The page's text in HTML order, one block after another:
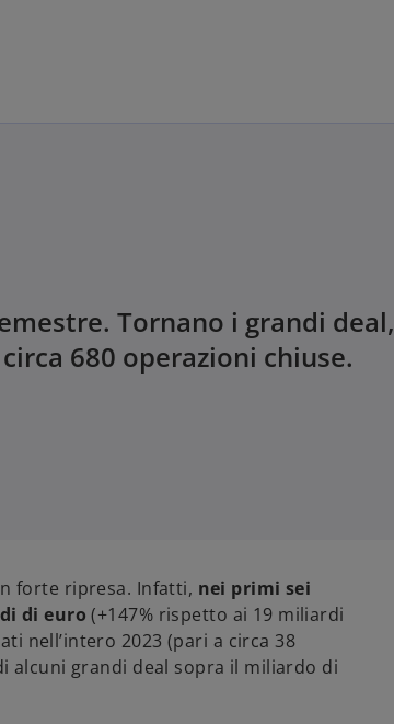
Tornano i grandi deal,
680 operazioni chiuse.
forte ripresa. Infatti, nei primi sei
di euro(+147% rispetto ai 19 miliardi
nell’intero 2023 (pari a circa 38
alcuni grandi deal sopra il miliardo di